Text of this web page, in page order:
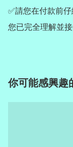
✅請您在付款前
您已完全理解並
你可能感興趣